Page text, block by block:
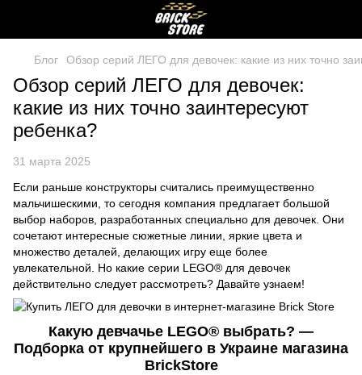
Блог Обзор серий ЛЕГО для девочек: какие из них точно
Обзор серий ЛЕГО для девочек:
какие из них точно заинтересуют
ребенка?
31 марта 2025
Если раньше конструкторы считались преимущественно
мальчишескими, то сегодня компания предлагает большой
выбор наборов, разработанных специально для девочек. Они
сочетают интересные сюжетные линии, яркие цвета и
множество деталей, делающих игру еще более
увлекательной. Но какие серии LEGO® для девочек
действительно следует рассмотреть? Давайте узнаем!
Какую девчачье LEGO® выбрать? —
Подборка от крупнейшего в Украине магазина
BrickStore